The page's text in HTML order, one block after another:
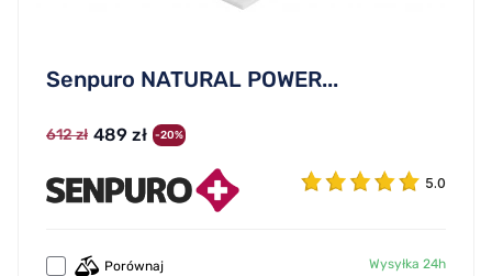
Senpuro NATURAL POWER...
612 zł 489 zł -20%
5.0
Porównaj Wysyłka 24h